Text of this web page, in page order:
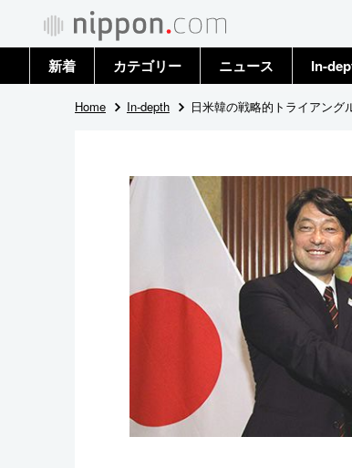
新着 カテゴリー
政治・外交
文化
スポーツ・東京2020
ニュース
トップ
In-
Home In-depth 日米韓の戦略的トライアング